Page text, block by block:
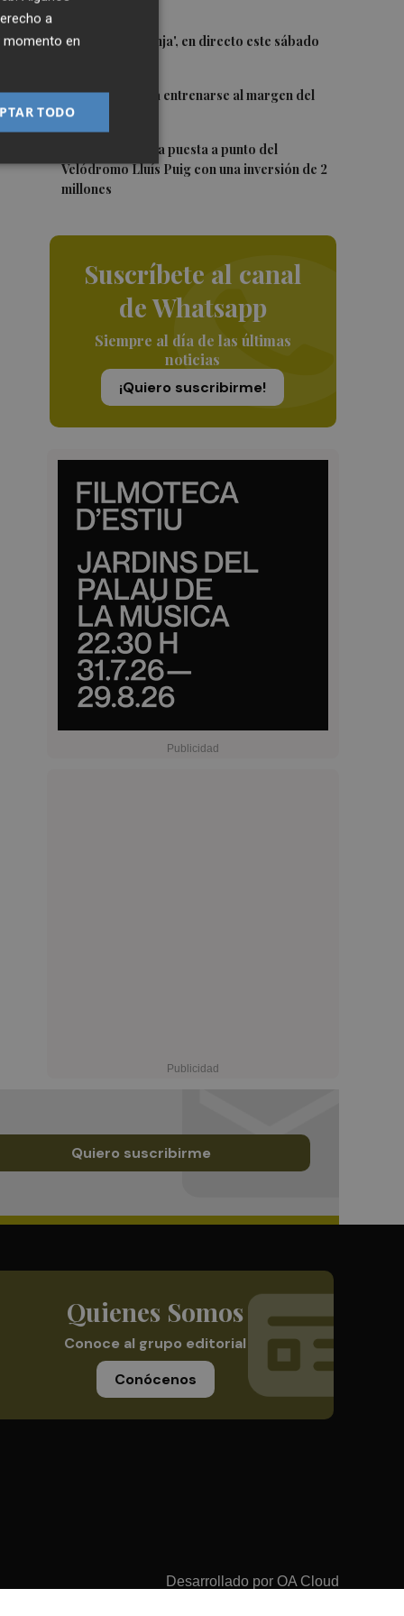
Trofeu Taronja
3 El 'Trofeu Taronja', en directo este sábado
4Almeida vuelve a entrenarse al margen del
grupo
València ultima la puesta a punto del
Velódromo Lluís Puig con una inversión de 2
millones
Suscríbete al canal
de Whatsapp
Siempre al día de las últimas
noticias
¡Quiero suscribirme!
Quiero suscribirme
Quienes Somos
Conoce al grupo editorial
Conócenos
Desarrollado por OA Cloud
a
momento en
TODO